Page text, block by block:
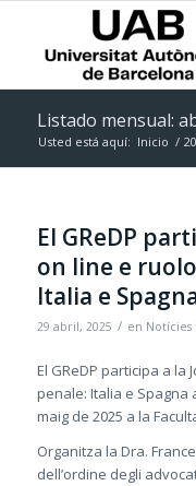
Listado mensual:
Usted está aquí: Inicio /
El GReDP
on line e
Italia e
29 abril, 2025 / en Notícies
El GReDP participa a la
penale: Italia e Spagna
maig de 2025 a la
Organitza la Dra.
dell’ordine degli